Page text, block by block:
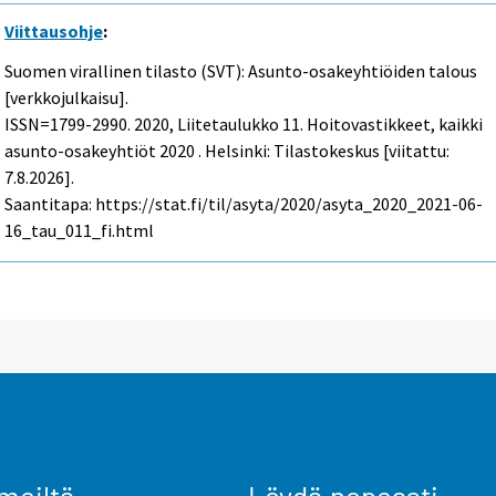
Viittausohje:
Suomen virallinen tilasto (SVT): Asunto-osakeyhtiöiden talous
[verkkojulkaisu].
ISSN=1799-2990. 2020, Liitetaulukko 11. Hoitovastikkeet, kaikki
asunto-osakeyhtiöt 2020 . Helsinki: Tilastokeskus [viitattu:
7.8.2026].
Saantitapa: https://stat.fi/til/asyta/2020/asyta_2020_2021-06-
16_tau_011_fi.html